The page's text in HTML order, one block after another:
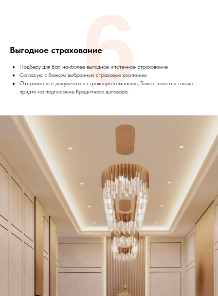
Выгодное страхование
Подберу для Вас наиболее выгодное ипотечное страхование
Согласую с банком выбранную страховую компанию
Отправлю все документы в страховую компанию, Вам останется только
придти на подписание Кредитного договора.
6